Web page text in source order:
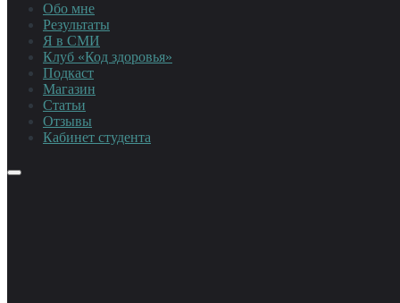
Обо мне
Результаты
Я в СМИ
Клуб «Код здоровья»
Подкаст
Магазин
Статьи
Отзывы
Кабинет студента